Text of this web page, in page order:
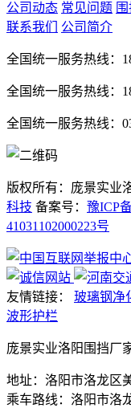
公司动态 常见问题
联系我们
公司简介
全国统一服务热线：
全国统一服务热线：
全国统一服务热线：
版权所有：庞景实业
科技 备案号： 豫ICP
41031102000223号
友情链接： 玻璃钢净
波形护栏
庞景实业洛阳围挡厂
地址：洛阳市洛龙区
乘车路线：洛阳市洛